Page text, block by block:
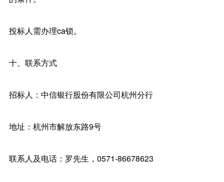
投标人需办理ca锁。
十、联系方式
招标人：中信银行股份有限公司杭州分行
地址：杭州市解放东路9号
联系人及电话：罗先生，0571-86678623